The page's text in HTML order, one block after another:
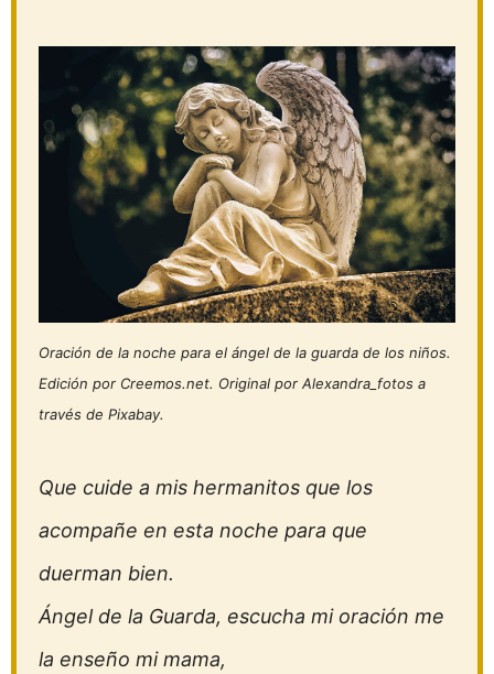
Oración de la noche para el ángel de la guarda de los niños.
Edición por Creemos.net. Original por Alexandra_fotos a
través de Pixabay.
Que cuide a mis hermanitos que los
acompañe en esta noche para que
duerman bien.
Ángel de la Guarda, escucha mi oración me
la enseño mi mama,